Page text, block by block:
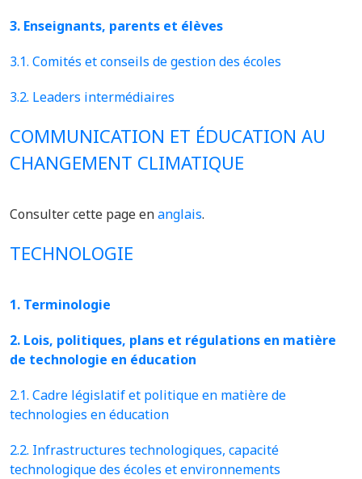
3. Enseignants, parents et élèves
3.1. Comités et conseils de gestion des écoles
3.2. Leaders intermédiaires
COMMUNICATION ET ÉDUCATION AU
CHANGEMENT CLIMATIQUE
Consulter cette page enanglais.
TECHNOLOGIE
1. Terminologie
2. Lois, politiques, plans et régulations en matière
de technologie en éducation
2.1. Cadre législatif et politique en matière de
technologies en éducation
2.2. Infrastructures technologiques, capacité
technologique des écoles et environnements